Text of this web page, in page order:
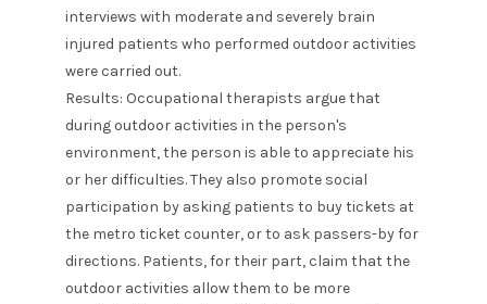
interviews with moderate and severely brain
injured patients who performed outdoor activities
were carried out.
Results: Occupational therapists argue that
during outdoor activities in the person's
environment, the person is able to appreciate his
or her difficulties. They also promote social
participation by asking patients to buy tickets at
the metro ticket counter, or to ask passers-by for
directions. Patients, for their part, claim that the
outdoor activities allow them to be more